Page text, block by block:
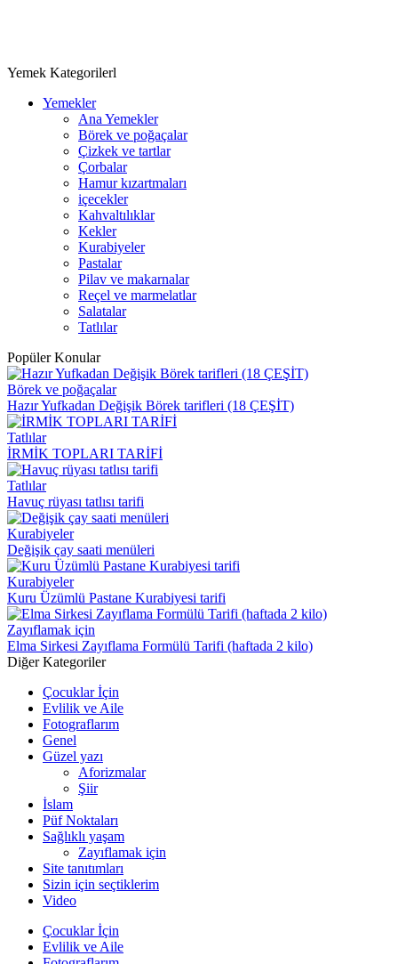
Yemek Kategorilerl
Yemekler
Ana Yemekler
Börek ve poğaçalar
Çizkek ve tartlar
Çorbalar
Hamur kızartmaları
içecekler
Kahvaltılıklar
Kekler
Kurabiyeler
Pastalar
Pilav ve makarnalar
Reçel ve marmelatlar
Salatalar
Tatlılar
Popüler Konular
Börek ve poğaçalar
Hazır Yufkadan Değişik Börek tarifleri (18 ÇEŞİT)
Tatlılar
İRMİK TOPLARI TARİFİ
Tatlılar
Havuç rüyası tatlısı tarifi
Kurabiyeler
Değişik çay saati menüleri
Kurabiyeler
Kuru Üzümlü Pastane Kurabiyesi tarifi
Zayıflamak için
Elma Sirkesi Zayıflama Formülü Tarifi (haftada 2 kilo)
Diğer Kategoriler
Çocuklar İçin
Evlilik ve Aile
Fotograflarım
Genel
Güzel yazı
Aforizmalar
Şiir
İslam
Püf Noktaları
Sağlıklı yaşam
Zayıflamak için
Site tanıtımları
Sizin için seçtiklerim
Video
Çocuklar İçin
Evlilik ve Aile